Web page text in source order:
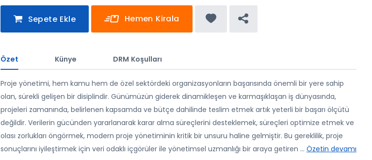
Sepete Ekle Hemen Kirala
Özet Künye DRM Koşulları
Proje yönetimi, hem kamu hem de özel sektördeki organizasyonların başarısında önemli bir yere sahip
olan, sürekli gelişen bir disiplindir. Günümüzün giderek dinamikleşen ve karmaşıklaşan iş dünyasında,
projeleri zamanında, belirlenen kapsamda ve bütçe dahilinde teslim etmek artık yeterli bir başarı ölçütü
değildir. Verilerin gücünden yararlanarak karar alma süreçlerini desteklemek, süreçleri optimize etmek ve
olası zorlukları öngörmek, modern proje yönetiminin kritik bir unsuru haline gelmiştir. Bu gereklilik, proje
sonuçlarını iyileştirmek için veri odaklı içgörüler ile yönetimsel uzmanlığı bir araya getiren ... Özetin devamı